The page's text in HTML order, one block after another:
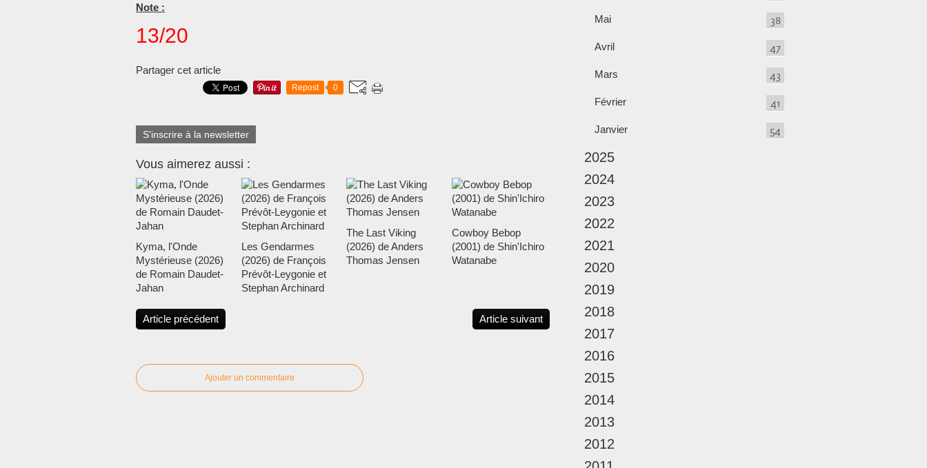
Note :
13/20
Partager cet article
Repost 0
S'inscrire à la newsletter
Vous aimerez aussi :
Kyma, l'Onde
Mystérieuse (2026)
de Romain Daudet-
Jahan
Les Gendarmes
(2026) de François
Prévôt-Leygonie et
Stephan Archinard
The Last Viking
(2026) de Anders
Thomas Jensen
Cowboy Bebop
(2001) de Shin'Ichiro
Watanabe
Article précédent Article suivant
Ajouter un commentaire
Mai 38
Avril 47
Mars 43
Février 41
Janvier 54
2025
2024
2023
2022
2021
2020
2019
2018
2017
2016
2015
2014
2013
2012